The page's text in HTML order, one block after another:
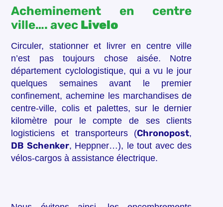
Acheminement en centre
ville…. avec Livelo
Circuler, stationner et livrer en centre ville
n’est pas toujours chose aisée. Notre
département cyclologistique, qui a vu le jour
quelques semaines avant le premier
confinement, achemine les marchandises de
centre-ville, colis et palettes, sur le dernier
kilomètre pour le compte de ses clients
logisticiens et transporteurs (Chronopost,
DB Schenker, Heppner…), le tout avec des
vélos-cargos à assistance électrique.